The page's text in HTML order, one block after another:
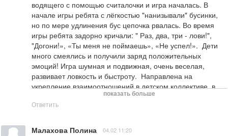
водящего с помощью считалочки и игра началась. В
начале игры ребята с лёгкостью "нанизывали" бусинки,
но по мере удлинения бус цепочка рвалась. Во время
игры ребята задорно кричали: " Раз, два, три - лови!",
"Догони!», «Ты меня не поймаешь», «Не успел!».  Дети
много смеялись и получили заряд положительных
эмоций! Игра шумная и подвижная, очень веселая,
развивает ловкость и быстроту.  Направлена на
укрепление взаимоотношений в детском коллективе, в
игровой атмосфере дети чувствуют себя раскрепощенно.
Спасибо за игру!
показать больше
Ответить
Малахова Полина 04.02 11:20